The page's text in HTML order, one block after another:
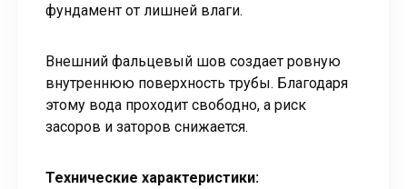
фундамент от лишней влаги.
Внешний фальцевый шов создает ровную
внутреннюю поверхность трубы. Благодаря
этому вода проходит свободно, а риск
засоров и заторов снижается.
Технические характеристики: